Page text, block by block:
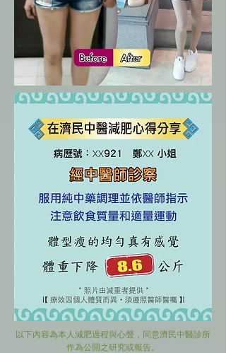
以下內容為本人減肥過程與心聲，同意濟民中醫診所
作為公開之研究或報告。